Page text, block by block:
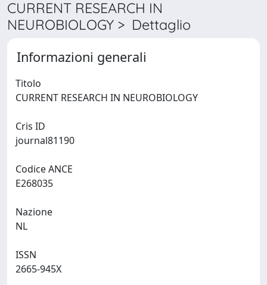
CURRENT RESEARCH IN
NEUROBIOLOGY > Dettaglio
Informazioni generali
Titolo
Cris ID
Codice ANCE
Nazione
ISSN